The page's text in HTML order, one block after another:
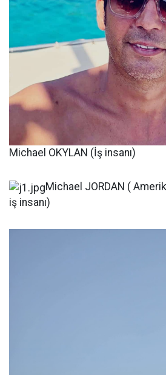
Michael OKYLAN (İş insanı)
Michael JORDAN (
iş insanı)